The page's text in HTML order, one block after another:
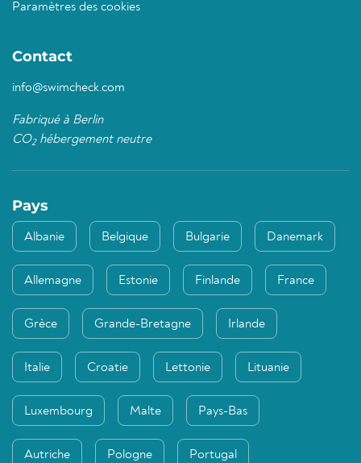
Paramètres des cookies
Contact
info@swimcheck.com
Fabriqué à Berlin
CO2hébergement neutre
Pays
Albanie Belgique Bulgarie Danemark
Allemagne Estonie Finlande France
Grèce Grande-Bretagne Irlande
Italie Croatie Lettonie Lituanie
Luxembourg Malte Pays-Bas
Autriche Pologne Portugal